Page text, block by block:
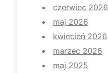
czerwiec 2026
maj 2026
kwiecień 2026
marzec 2026
maj 2025